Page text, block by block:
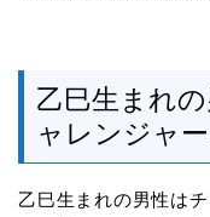
乙巳生まれ
ャレンジャー
乙巳生まれの男性は